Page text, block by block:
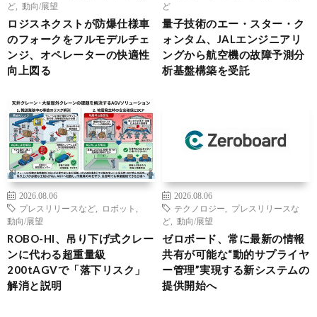
ど
動向/展望
ロジスネクストが防爆仕様車
のフォークをフルモデルチェ
ンジ、オペレーターの快適性
向上図る
ど
量子技術のエー・スター・ク
ォンタム、JALエンジニアリ
ングから航空機の故障予測分
析基盤構築を受託
2026.08.06
プレスリリースなど
ロボット
動向/展望
ROBO-HI、吊り下げ式クレー
ンに代わる超重量級
200tAGVで「落下リスク」
解消と説明
2026.08.06
テクノロジー
プレスリリースな
ど
動向/展望
ゼロボード、常に最新の情報
共有が可能な“動的サプライヤ
ー管理”実現する新システムの
提供開始へ